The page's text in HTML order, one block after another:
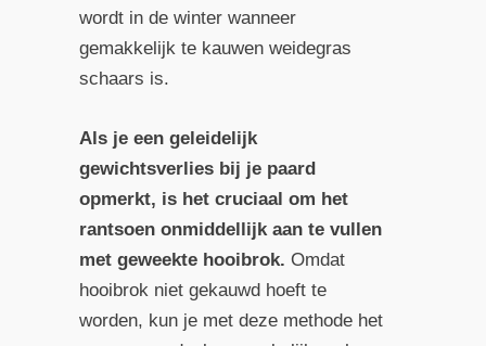
wordt in de winter wanneer
gemakkelijk te kauwen weidegras
schaars is.
Als je een geleidelijk
gewichtsverlies bij je paard
opmerkt, is het cruciaal om het
rantsoen onmiddellijk aan te vullen
met geweekte hooibrok. Omdat
hooibrok niet gekauwd hoeft te
worden, kun je met deze methode het